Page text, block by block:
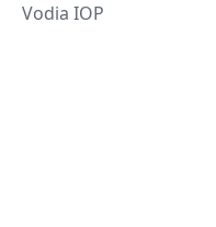
Vodia IOP